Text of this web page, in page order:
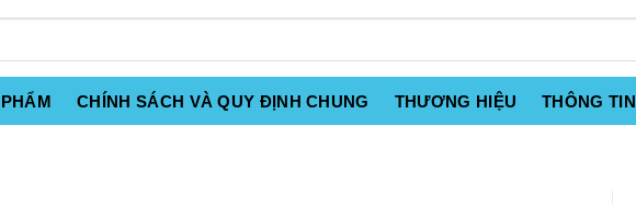
CHÍNH SÁCH VÀ QUY ĐỊNH CHUNG THƯƠNG HIỆU THÔNG TIN